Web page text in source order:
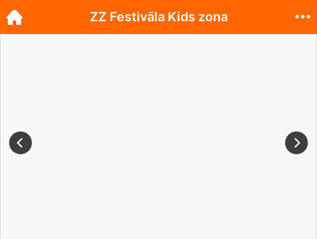
ZZ Festivāla Kids zona